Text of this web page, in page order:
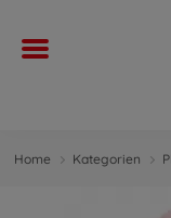
Home Kategorien